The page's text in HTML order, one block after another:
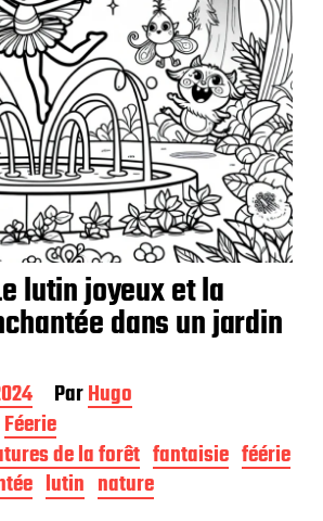
lutin joyeux et la
dans un jardin
ParHugo
Féerie
de la forêt fantaisie féérie
lutin nature